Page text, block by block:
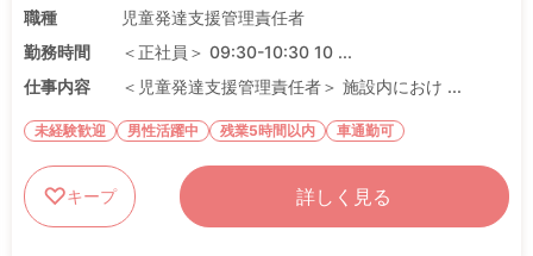
職種
児童発達支援管理責任者
勤務時間
＜正社員＞ 09:30-10:30 10 ...
仕事内容
＜児童発達支援管理責任者＞ 施設内におけ ...
未経験歓迎 男性活躍中 残業5時間以内 車通勤可
キープ 詳しく見る